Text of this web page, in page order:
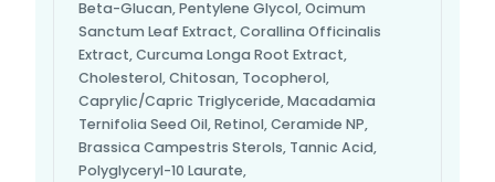
Beta-Glucan, Pentylene Glycol, Ocimum
Sanctum Leaf Extract, Corallina Officinalis
Extract, Curcuma Longa Root Extract,
Cholesterol, Chitosan, Tocopherol,
Caprylic/Capric Triglyceride, Macadamia
Ternifolia Seed Oil, Retinol, Ceramide NP,
Brassica Campestris Sterols, Tannic Acid,
Polyglyceryl-10 Laurate,